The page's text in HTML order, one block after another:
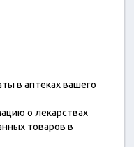
в аптеках вашего
о лекарствах
товаров в